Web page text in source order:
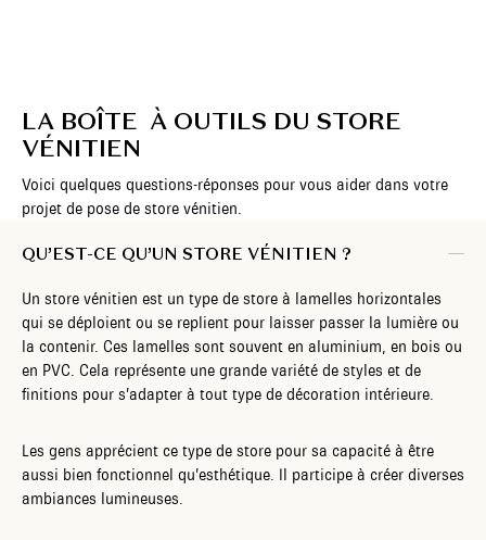
LA BOÎTE À OUTILS DU STORE
VÉNITIEN
Voici quelques questions-réponses pour vous aider dans votre
projet de pose de store vénitien.
QU’EST-CE QU’UN STORE VÉNITIEN ?
Un store vénitien est un type de store à lamelles horizontales
qui se déploient ou se replient pour laisser passer la lumière ou
la contenir. Ces lamelles sont souvent en aluminium, en bois ou
en PVC. Cela représente une grande variété de styles et de
finitions pour s’adapter à tout type de décoration intérieure.
Les gens apprécient ce type de store pour sa capacité à être
aussi bien fonctionnel qu’esthétique. Il participe à créer diverses
ambiances lumineuses.